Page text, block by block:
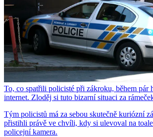
To, co spatřili policisté při zákroku, během pár
internet. Zloděj si tuto bizarní situaci za
Tým policistů má za sebou skutečně kuriózní
přistihli právě ve chvíli, kdy si ulevoval na
policejní kamera.